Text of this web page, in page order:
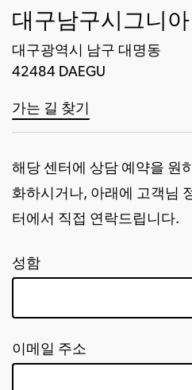
대구남구시그니아
대구광역시 남구 대명동
42484 DAEGU
가는 길 찾기
해당 센터에 상담 예약을 원
화하시거나, 아래에 고객님
터에서 직접 연락드립니다.
성함
이메일 주소